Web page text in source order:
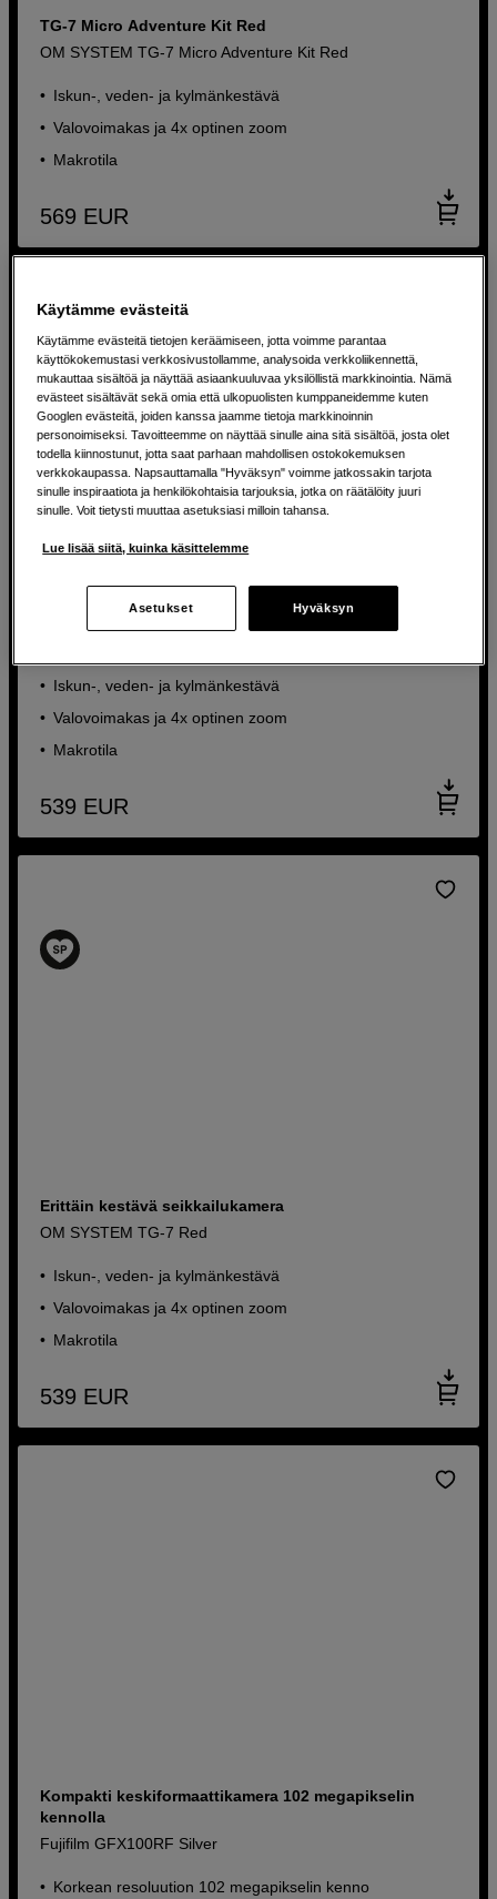
TG-7 Micro Adventure Kit Red
OM SYSTEM TG-7 Micro Adventure Kit Red
Iskun-, veden- ja kylmänkestävä
Valovoimakas ja 4x optinen zoom
Makrotila
569 EUR
Erittäin kestävä seikkailukamera
Iskun-, veden- ja kylmänkestävä
Valovoimakas ja 4x optinen zoom
Makrotila
539 EUR
Erittäin kestävä seikkailukamera
OM SYSTEM TG-7 Red
Iskun-, veden- ja kylmänkestävä
Valovoimakas ja 4x optinen zoom
Makrotila
539 EUR
Kompakti keskiformaattikamera 102 megapikselin
kennolla
Fujifilm GFX100RF Silver
Korkean resoluution 102 megapikselin kenno
Käytämme evästeitä
Käytämme evästeitä tietojen keräämiseen, jotta voimme parantaa
käyttökokemustasi verkkosivustollamme, analysoida verkkoliikennettä,
mukauttaa sisältöä ja näyttää asiaankuuluvaa yksilöllistä markkinointia. Nämä
evästeet sisältävät sekä omia että ulkopuolisten kumppaneidemme kuten
Googlen evästeitä, joiden kanssa jaamme tietoja markkinoinnin
personoimiseksi. Tavoitteemme on näyttää sinulle aina sitä sisältöä, josta olet
todella kiinnostunut, jotta saat parhaan mahdollisen ostokokemuksen
verkkokaupassa. Napsauttamalla "Hyväksyn" voimme jatkossakin tarjota
sinulle inspiraatiota ja henkilökohtaisia tarjouksia, jotka on räätälöity juuri
sinulle. Voit tietysti muuttaa asetuksiasi milloin tahansa.
Lue lisää siitä, kuinka käsittelemme
Asetukset Hyväksyn